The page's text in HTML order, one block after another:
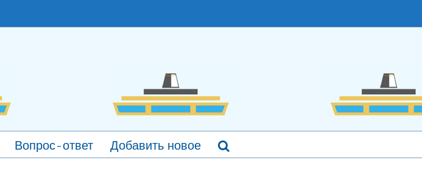
Вопрос-ответ Добавить новое